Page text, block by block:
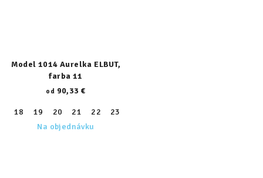
Model 1014 Aurelka ELBUT,
farba 11
od 90,33 €
18 19 20 21 22 23
Na objednávku